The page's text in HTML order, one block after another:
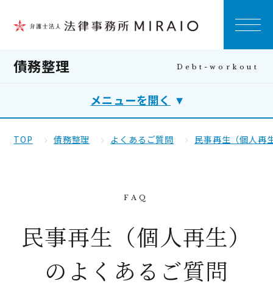
債務整理
メニューを開く
TOP 債務整理 よくあるご質問 民事再生（個人再
民事再生（個人再生）
のよくあるご質問